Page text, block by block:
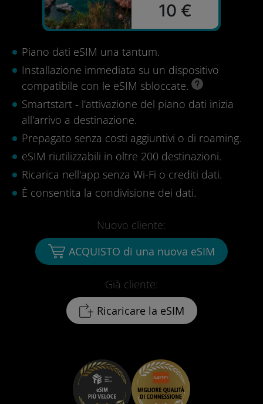
10 €
Piano dati eSIM una tantum.
Installazione immediata su un dispositivo
compatibile con le eSIM sbloccate.
Smartstart - l'attivazione del piano dati inizia
all'arrivo a destinazione.
Prepagato senza costi aggiuntivi o di roaming.
eSIM riutilizzabili in oltre 200 destinazioni.
Ricarica nell'app senza Wi-Fi o crediti dati.
È consentita la condivisione dei dati.
Già cliente:
Ricaricare la eSIM
Nuovo cliente:
ACQUISTO di una nuova eSIM